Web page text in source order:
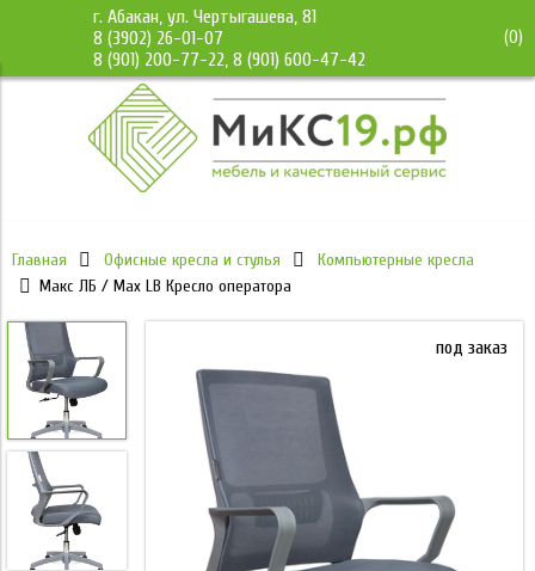
г. Абакан, ул. Чертыгашева, 81
8 (3902) 26-01-07
8 (901) 200-77-22, 8 (901) 600-47-42
(0)
Главная Офисные кресла и стулья
Компьютерные кресла
Макс ЛБ / Max LB Кресло оператора
под заказ